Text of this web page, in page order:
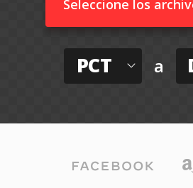
Seleccione los
PCT a